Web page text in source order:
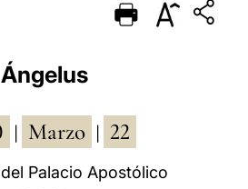
PORTUGUÊS
العربيّة
Ángelus
Marzo 22
Palacio Apostólico